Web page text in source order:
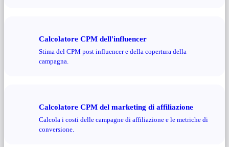
Calcolatore CPM dell'influencer
Stima del CPM post influencer e della copertura della
campagna.
Calcolatore CPM del marketing di affiliazione
Calcola i costi delle campagne di affiliazione e le metriche di
conversione.